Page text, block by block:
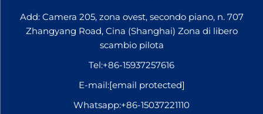
Add: Camera 205, zona ovest, secondo piano, n. 707
Zhangyang Road, Cina (Shanghai) Zona di libero
scambio pilota
Tel:+86-15937257616
E-mail:[email protected]
Whatsapp:+86-15037221110